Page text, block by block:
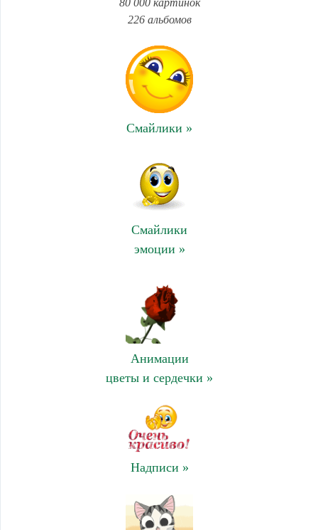
80 000 картинок
226 альбомов
Смайлики »
Смайлики
эмоции »
Анимации
цветы и сердечки »
Надписи »